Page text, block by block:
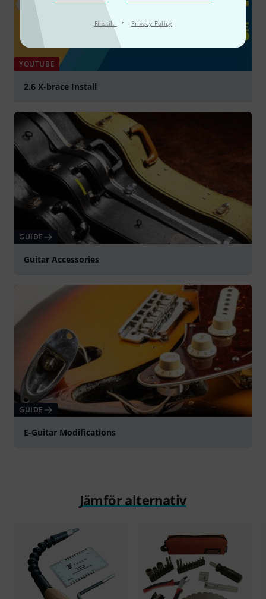
Finstilt · Privacy Policy
YOUTUBE
2.6 X-brace Install
GUIDE
Guitar Accessories
GUIDE
E-Guitar Modifications
Jämför alternativ